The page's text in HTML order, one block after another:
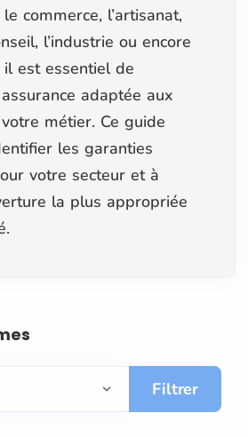
commerce, l’artisanat,
l’industrie ou encore
est essentiel de
adaptée aux
métier. Ce guide
les garanties
votre secteur et à
la plus appropriée
Filtrer